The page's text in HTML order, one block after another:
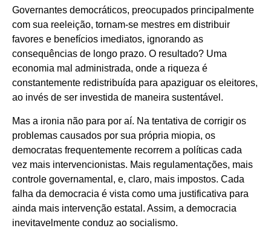
Governantes democráticos, preocupados principalmente
com sua reeleição, tornam-se mestres em distribuir
favores e benefícios imediatos, ignorando as
consequências de longo prazo. O resultado? Uma
economia mal administrada, onde a riqueza é
constantemente redistribuída para apaziguar os eleitores,
ao invés de ser investida de maneira sustentável.
Mas a ironia não para por aí. Na tentativa de corrigir os
problemas causados por sua própria miopia, os
democratas frequentemente recorrem a políticas cada
vez mais intervencionistas. Mais regulamentações, mais
controle governamental, e, claro, mais impostos. Cada
falha da democracia é vista como uma justificativa para
ainda mais intervenção estatal. Assim, a democracia
inevitavelmente conduz ao socialismo.